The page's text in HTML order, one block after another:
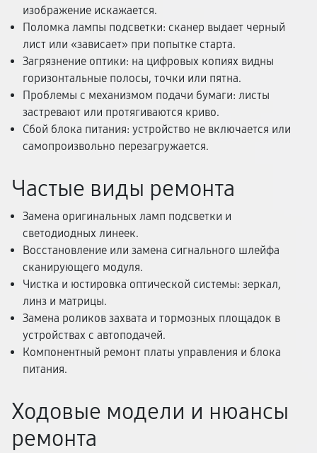
изображение искажается.
Поломка лампы подсветки: сканер выдает черный
лист или «зависает» при попытке старта.
Загрязнение оптики: на цифровых копиях видны
горизонтальные полосы, точки или пятна.
Проблемы с механизмом подачи бумаги: листы
застревают или протягиваются криво.
Сбой блока питания: устройство не включается или
самопроизвольно перезагружается.
Частые виды ремонта
Замена оригинальных ламп подсветки и
светодиодных линеек.
Восстановление или замена сигнального шлейфа
сканирующего модуля.
Чистка и юстировка оптической системы: зеркал,
линз и матрицы.
Замена роликов захвата и тормозных площадок в
устройствах с автоподачей.
Компонентный ремонт платы управления и блока
питания.
Ходовые модели и нюансы
ремонта